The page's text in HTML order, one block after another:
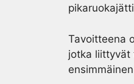
Tavoitteena
jotka liittyvät